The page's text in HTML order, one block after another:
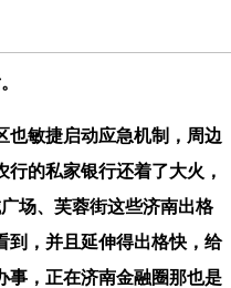
敏捷启动应急机制，周边
行的私家银行还着了大火，
场、芙蓉街这些济南出格
到，并且延伸得出格快，给
事，正在济南金融圈那也是